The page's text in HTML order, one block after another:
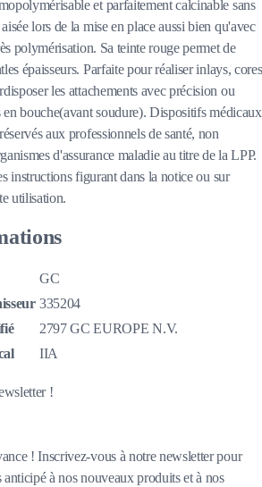
et parfaitement calcinable sans
lors de la mise en place aussi bien qu'avec
polymérisation. Sa teinte rouge permet de
épaisseurs. Parfaite pour réaliser inlays,
les attachements avec précision ou
en bouche(avant soudure). Dispositifs médicaux
aux professionnels de santé, non
d'assurance maladie au titre de la LPP.
instructions figurant dans la notice ou sur
utilisation.
GC
335204
2797 GC EUROPE N.V.
IIA
!
! Inscrivez-vous à notre newsletter pour
à nos nouveaux produits et à nos